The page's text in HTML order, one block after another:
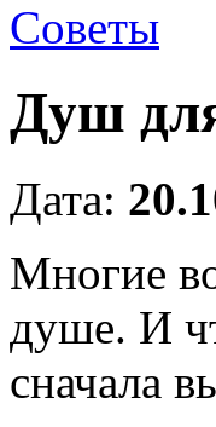
Советы
Душ
Дата:
Многие
душе. И
сначала